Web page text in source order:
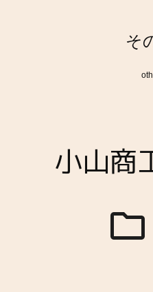
そ
小山商